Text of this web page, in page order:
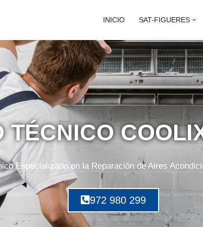
INICIO SAT-FIGUERES
TÉCNICO
Especializado en la Reparación de Aires
972 980 299